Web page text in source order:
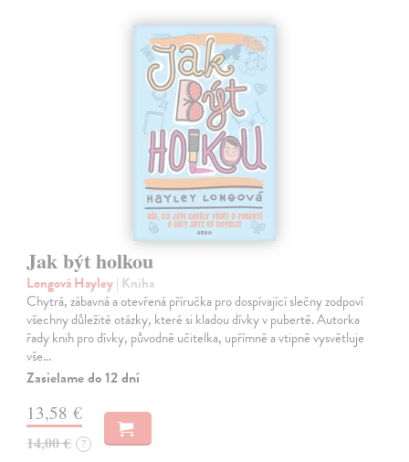
Jak být holkou
Longová Hayley| Kniha
Chytrá, zábavná a otevřená příručka pro dospívající slečny zodpoví
všechny důležité otázky, které si kladou dívky v pubertě. Autorka
řady knih pro dívky, původně učitelka, upřímně a vtipně vysvětluje
vše…
Zasielame do 12 dní
13,58 €
14,00 € ?